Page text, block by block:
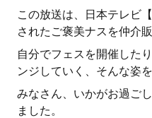
この放送は、日本テレビ
されたご褒美ナスを仲介
自分でフェスを開催した
ンジしていく、そんな姿
みなさん、いかがお過ご
ました。